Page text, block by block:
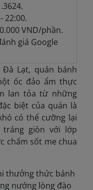
22:00.
VND/phần.
giá Google
Lạt, quán bánh
ốc đảo ẩm thực
lan tỏa từ những
biệt của quán là
có thể cưỡng lại
giòn với lớp
chấm sốt me chua